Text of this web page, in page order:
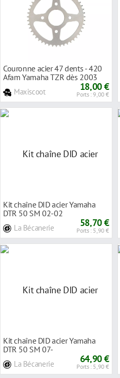
Couronne acier 47 dents - 420
Afam Yamaha TZR dès 2003
Maxiscoot 18,00 €
Ports : 9,00 €
Kit chaîne DID acier Yamaha
DTR 50 SM 02-02
La Bécanerie 58,70 €
Ports : 5,90 €
Kit chaîne DID acier Yamaha
DTR 50 SM 07-
La Bécanerie 64,90 €
Ports : 5,90 €